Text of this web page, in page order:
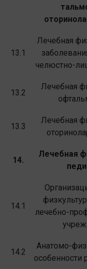
13.1
Лечебная
челюстно-
13.2
Лечебная
13.3
Лечебная
14.
Лечебная
14.1
лечебно-
14.2
Анатомо-
особенности